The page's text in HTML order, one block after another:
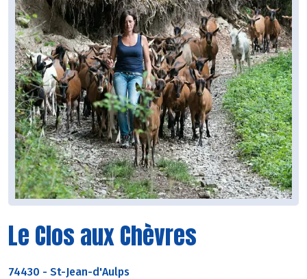
Le Clos aux Chèvres
74430 - St-Jean-d'Aulps